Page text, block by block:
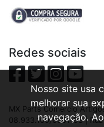
Redes sociais
MX Parts Comercio
08.933.109/0001-93 |
Nosso site usa
melhorar sua
navegação.